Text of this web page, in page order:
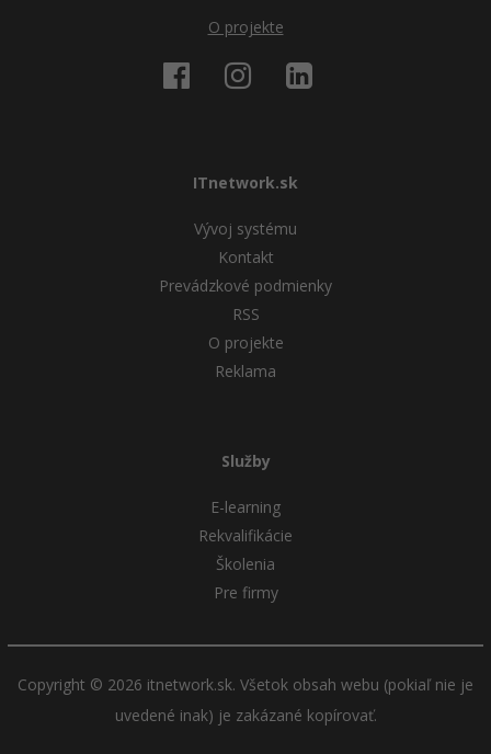
O projekte
ITnetwork.sk
Vývoj systému
Kontakt
Prevádzkové podmienky
RSS
O projekte
Reklama
Služby
E-learning
Rekvalifikácie
Školenia
Pre firmy
Copyright © 2026 itnetwork.sk. Všetok obsah webu (pokiaľ nie je
uvedené inak) je zakázané kopírovať.